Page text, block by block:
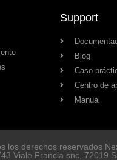
Support
Blog
Caso
Centro de
Manual
los derechos reservados
Viale Francia snc, 72019